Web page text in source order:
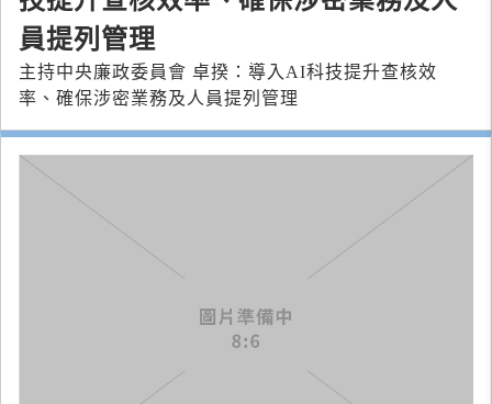
員提列管理
主持中央廉政委員會 卓揆：導入AI科技提升查核效
率、確保涉密業務及人員提列管理